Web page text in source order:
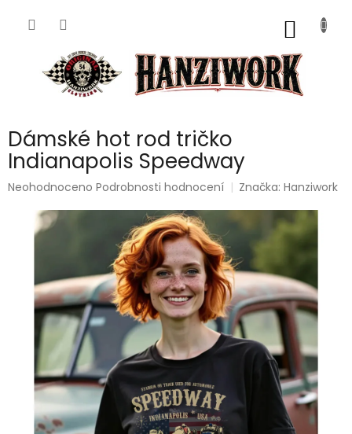
Dámské hot rod tričko
Indianapolis Speedway
Průměrné
produktu
hvězdiček.
Neohodnoceno Podrobnosti hodnocení Značka:Hanziwork